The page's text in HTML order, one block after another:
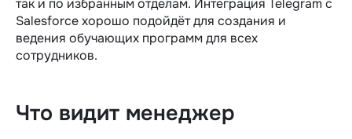
Salesforce хорошо подойдёт для создания и
ведения обучающих программ для всех
сотрудников.
Что видит менеджер